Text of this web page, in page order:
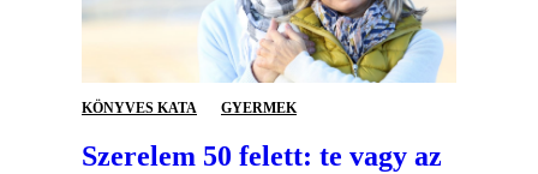
KÖNYVES KATA GYERMEK
Szerelem 50 felett: te vagy az